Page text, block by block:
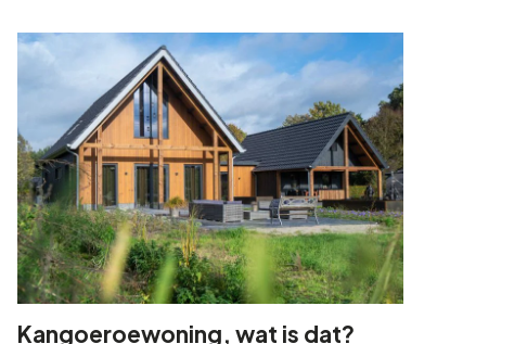
Kangoeroewoning, wat is dat?